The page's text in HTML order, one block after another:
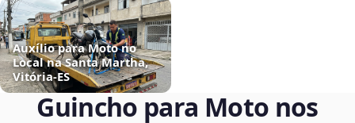
Auxílio para Moto no
Local na Santa Martha,
Vitória‑ES
Guincho para Moto nos